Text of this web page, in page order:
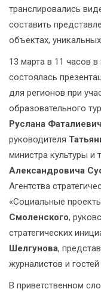
транслировались
составить
объектах,
13 марта в 11 часов
состоялась
для регионов при
образовательного
Руслана
руководителя
министра культуры и
Александровича
Агентства
«Социальные
Смоленского,
стратегических
Шелгунова,
журналистов и
В приветственном